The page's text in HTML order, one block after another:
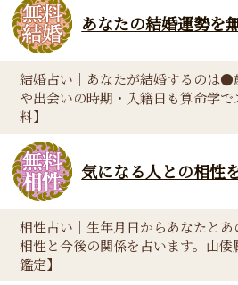
あなたの結婚運勢を
結婚占い｜あなたが結婚するのは●
や出会いの時期・入籍日も算命学
料】
気になる人との相性
相性占い｜生年月日からあなたと
相性と今後の関係を占います。山
鑑定】